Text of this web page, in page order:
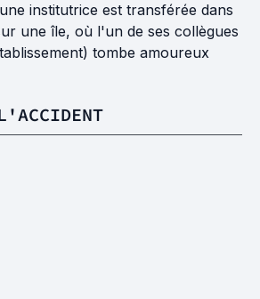
institutrice est transférée dans
une île, où l'un de ses collègues
tombe amoureux